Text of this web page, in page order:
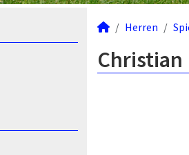
Herren
Christian